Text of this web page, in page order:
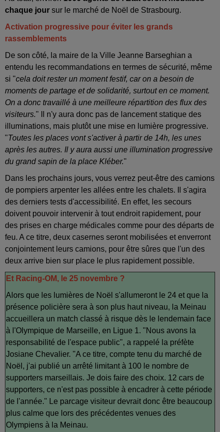
chaque jour sur le marché de Noël de Strasbourg.
Activation progressive pour éviter les grands
rassemblements
De son côté, la maire de la Ville Jeanne Barseghian a
entendu les recommandations en termes de sécurité, même
si "cela doit rester un moment festif, car on a besoin de
moments de partage et de solidarité, surtout en ce moment.
On a donc travaillé à une meilleure répartition des flux des
visiteurs." Il n'y aura donc pas de lancement statique des
illuminations, mais plutôt une mise en lumière progressive.
"Toutes les places vont s'activer à partir de 14h, les unes
après les autres. Il y aura aussi une illumination progressive
du grand sapin de la place Kléber."
Dans les prochains jours, vous verrez peut-être des camions
de pompiers arpenter les allées entre les chalets. Il s'agira
des derniers tests d'accessibilité. En effet, les secours
doivent pouvoir intervenir à tout endroit rapidement, pour
des prises en charge médicales comme pour des départs de
feu. A ce titre, deux casernes seront mobilisées et enverront
conjointement leurs camions, pour être sûres que l'un des
deux arrive bien sur place le plus rapidement possible.
Et Racing-OM, le 25 novembre ?
Alors que les lumières de Noël s'allumeront le 24 et que la
présence policière sera à son plus haut niveau, la Meinau
accueillera un match classé à risque dès le lendemain face
à l'Olympique de Marseille, en Ligue 1. "Nous avons la
responsabilité de l'espace public", a rappelé la préfète
Josiane Chevalier. "A ce titre, compte tenu du marché de
Noël, j'ai publié un arrêté limitant à 100 le nombre de
supporters marseillais. Je dois faire des choix. 12 cars de
supporters, ce n'est pas possible à encadrer à cette période
de l'année." Le parcage visiteur devrait donc être beaucoup
plus calme que lors des précédentes venues des
Olympiens à la Meinau.